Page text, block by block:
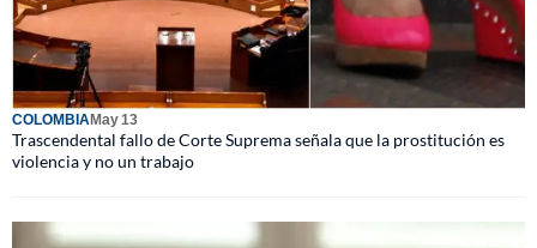
COLOMBIAMay 13
Trascendental fallo de Corte Suprema señala que la prostitución es
violencia y no un trabajo